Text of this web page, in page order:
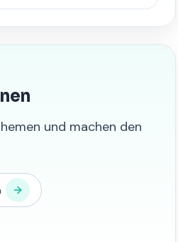
und machen den